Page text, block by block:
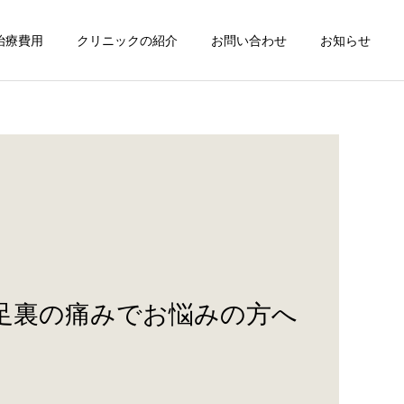
療費用 クリニックの紹介 お問い合わせ お知らせ
裏の痛みでお悩みの方へ